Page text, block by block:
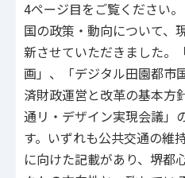
4ページ目をご覧ください。
国の政策・動向について、
新させていただきました。
画」、「デジタル田園都市
済財政運営と改革の基本方
通リ・デザイン実現会議」
す。いずれも公共交通の維
に向けた記載があり、堺都